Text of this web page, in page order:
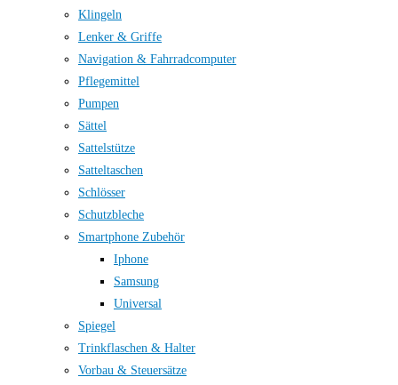
Klingeln
Lenker & Griffe
Navigation & Fahrradcomputer
Pflegemittel
Pumpen
Sättel
Sattelstütze
Satteltaschen
Schlösser
Schutzbleche
Smartphone Zubehör
Iphone
Samsung
Universal
Spiegel
Trinkflaschen & Halter
Vorbau & Steuersätze